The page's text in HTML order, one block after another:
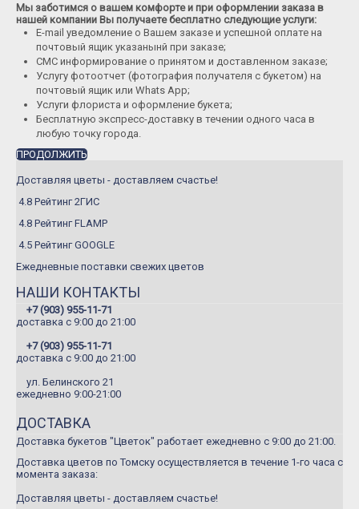
Мы заботимся о вашем комфорте и при оформлении заказа в
нашей компании Вы получаете бесплатно следующие услуги:
E-mail уведомление о Вашем заказе и успешной оплате на
почтовый ящик указанынй при заказе;
СМС информирование о принятом и доставленном заказе;
Услугу фотоотчет (фотография получателя с букетом) на
почтовый ящик или Whats App;
Услуги флориста и оформление букета;
Бесплатную экспресс-доставку в течении одного часа в
любую точку города.
ПРОДОЛЖИТЬ
Доставляя цветы - доставляем счастье!
4.8 Рейтинг 2ГИС
4.8 Рейтинг FLAMP
4.5 Рейтинг GOOGLE
Ежедневные поставки свежих цветов
НАШИ КОНТАКТЫ
+7 (903) 955-11-71
доставка c 9:00 до 21:00
+7 (903) 955-11-71
доставка c 9:00 до 21:00
ул. Белинского 21
ежедневно 9:00-21:00
ДОСТАВКА
Доставка букетов "Цветок" работает ежедневно с 9:00 до 21:00.
Доставка цветов по Томску осуществляется в течение 1-го часа с
момента заказа:
Доставляя цветы - доставляем счастье!